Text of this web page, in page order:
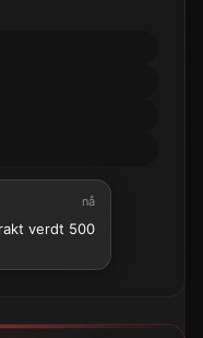
nå
verdt 500